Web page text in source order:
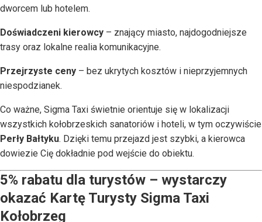
dworcem lub hotelem.
Doświadczeni kierowcy – znający miasto, najdogodniejsze
trasy oraz lokalne realia komunikacyjne.
Przejrzyste ceny – bez ukrytych kosztów i nieprzyjemnych
niespodzianek.
Co ważne, Sigma Taxi świetnie orientuje się w lokalizacji
wszystkich kołobrzeskich sanatoriów i hoteli, w tym oczywiście
Perły Bałtyku. Dzięki temu przejazd jest szybki, a kierowca
dowiezie Cię dokładnie pod wejście do obiektu.
5% rabatu dla turystów – wystarczy
okazać Kartę Turysty Sigma Taxi
Kołobrzeg